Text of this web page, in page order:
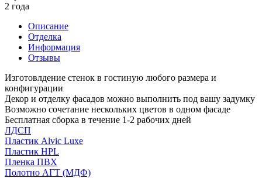
2 года
Описание
Отделка
Информация
Отзывы
Изготовлдение стенок в гостиную любого размера и
конфигурации
Декор и отделку фасадов можно выполнить под вашу задумку
Возможно сочетание нескольких цветов в одном фасаде
Бесплатная сборка в течение 1-2 рабочих дней
ЛДСП
Пластик Alvic Luxe
Пластик HPL
Пленка ПВХ
Полотно АГТ (МДФ)